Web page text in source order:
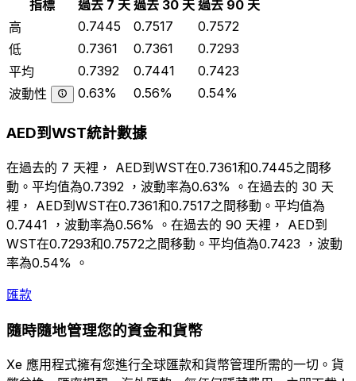
指標 過去 7 天 過去 30 天 過去 90 天
高
0.7445 0.7517
0.7572
低
0.7361 0.7361
0.7293
平均
0.7392 0.7441
0.7423
波動性
0.63% 0.56% 0.54%
AED到WST統計數據
在過去的 7 天裡， AED到WST在0.7361和0.7445之間移
動。平均值為0.7392 ，波動率為0.63% 。在過去的 30 天
裡， AED到WST在0.7361和0.7517之間移動。平均值為
0.7441 ，波動率為0.56% 。在過去的 90 天裡， AED到
WST在0.7293和0.7572之間移動。平均值為0.7423 ，波動
率為0.54% 。
匯款
隨時隨地管理您的資金和貨幣
Xe 應用程式擁有您進行全球匯款和貨幣管理所需的一切。貨